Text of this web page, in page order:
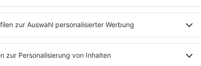
schreckt sie ab. Jedoch verfliegt der Duft schnell und
im Regen oder eine Motorwäsche, um Duftstoffe
können als Marderschreck funktionieren, sie